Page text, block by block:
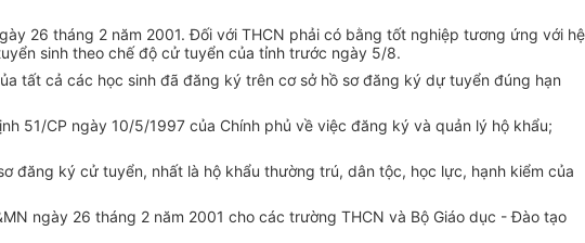
26 tháng 2 năm 2001. Đối với THCN phải có bằng tốt nghiệp tương ứng với hệ
sinh theo chế độ cử tuyển của tỉnh trước ngày 5/8.
tất cả các học sinh đã đăng ký trên cơ sở hồ sơ đăng ký dự tuyển đúng hạn
51/CP ngày 10/5/1997 của Chính phủ về việc đăng ký và quản lý hộ khẩu;
đăng ký cử tuyển, nhất là hộ khẩu thường trú, dân tộc, học lực, hạnh kiểm của
ngày 26 tháng 2 năm 2001 cho các trường THCN và Bộ Giáo dục - Đào tạo